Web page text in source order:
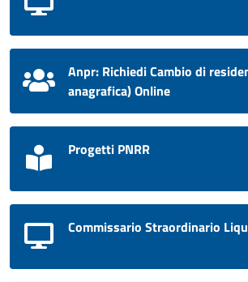
Anpr: Richiedi Cambio di
anagrafica) Online
Progetti PNRR
Commissario Straordinario